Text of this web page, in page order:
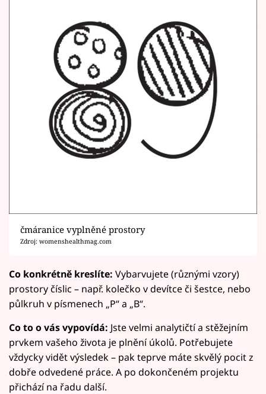
čmáranice vyplněné prostory
Zdroj: womenshealthmag.com
Co konkrétně kreslíte: Vybarvujete (různými vzory)
prostory číslic – např. kolečko v devítce či šestce, nebo
půlkruh v písmenech „P“ a „B“.
Co to o vás vypovídá: Jste velmi analytičtí a stěžejním
prvkem vašeho života je plnění úkolů. Potřebujete
vždycky vidět výsledek – pak teprve máte skvělý pocit z
dobře odvedené práce. A po dokončeném projektu
přichází na řadu další.